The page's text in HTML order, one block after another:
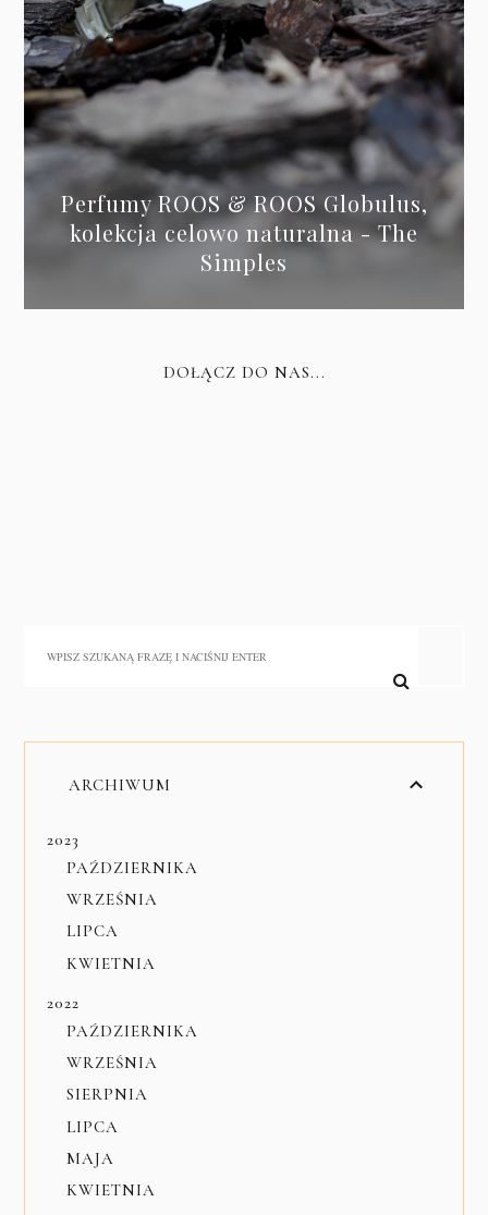
Perfumy ROOS & ROOS Globulus,
kolekcja celowo naturalna - The
Simples
DOŁĄCZ DO NAS...
ARCHIWUM
2023
PAŹDZIERNIKA
WRZEŚNIA
LIPCA
KWIETNIA
2022
PAŹDZIERNIKA
WRZEŚNIA
SIERPNIA
LIPCA
MAJA
KWIETNIA